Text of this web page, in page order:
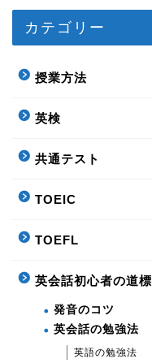
カテゴリー
授業方法
英検
共通テスト
TOEIC
TOEFL
英会話初心者の道標
発音のコツ
英会話の勉強法
英語の勉強法